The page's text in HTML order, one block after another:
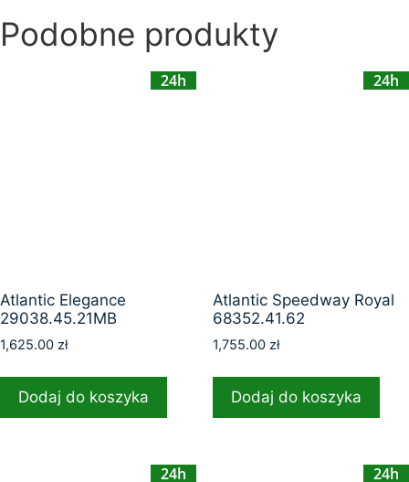
Podobne produkty
24h
Atlantic Elegance
29038.45.21MB
1,625.00 zł
Dodaj do koszyka
24h
Atlantic Speedway Royal
68352.41.62
1,755.00 zł
Dodaj do koszyka
24h 24h